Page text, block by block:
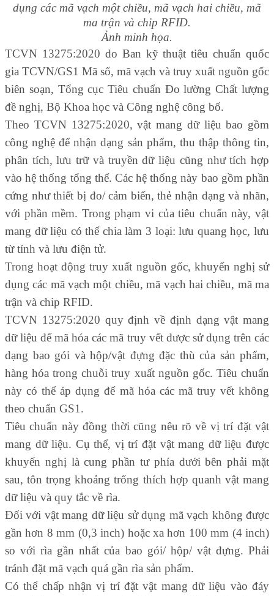
dụng các mã vạch một chiều, mã vạch hai chiều, mã
ma trận và chip RFID.
Ảnh minh họa.
TCVN 13275:2020 do Ban kỹ thuật tiêu chuẩn quốc
gia TCVN/GS1 Mã số, mã vạch và truy xuất nguồn gốc
biên soạn, Tổng cục Tiêu chuẩn Đo lường Chất lượng
đề nghị, Bộ Khoa học và Công nghệ công bố.
Theo TCVN 13275:2020, vật mang dữ liệu bao gồm
công nghệ để nhận dạng sản phẩm, thu thập thông tin,
phân tích, lưu trữ và truyền dữ liệu cũng như tích hợp
vào hệ thống tổng thể. Các hệ thống này bao gồm phần
cứng như thiết bị đo/ cảm biến, thẻ nhận dạng và nhãn,
với phần mềm. Trong phạm vi của tiêu chuẩn này, vật
mang dữ liệu có thể chia làm 3 loại: lưu quang học, lưu
từ tính và lưu điện tử.
Trong hoạt động truy xuất nguồn gốc, khuyến nghị sử
dụng các mã vạch một chiều, mã vạch hai chiều, mã ma
trận và chip RFID.
TCVN 13275:2020 quy định về định dạng vật mang
dữ liệu để mã hóa các mã truy vết được sử dụng trên các
dạng bao gói và hộp/vật đựng đặc thù của sản phẩm,
hàng hóa trong chuỗi truy xuất nguồn gốc. Tiêu chuẩn
này có thể áp dụng để mã hóa các mã truy vết không
theo chuẩn GS1.
Tiêu chuẩn này đồng thời cũng nêu rõ về vị trí đặt vật
mang dữ liệu. Cụ thể, vị trí đặt vật mang dữ liệu được
khuyến nghị là cung phần tư phía dưới bên phải mặt
sau, tôn trọng khoảng trống thích hợp quanh vật mang
dữ liệu và quy tắc về rìa.
Đối với vật mang dữ liệu sử dụng mã vạch không được
gần hơn 8 mm (0,3 inch) hoặc xa hơn 100 mm (4 inch)
so với rìa gần nhất của bao gói/ hộp/ vật đựng. Phải
tránh đặt mã vạch quá gần rìa sản phẩm.
Có thể chấp nhận vị trí đặt vật mang dữ liệu vào đáy